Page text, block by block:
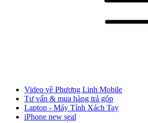
Video về Phương Linh Mobile
Tư vấn & mua hàng trả góp
Laptop - Máy Tính Xách Tay
iPhone new seal